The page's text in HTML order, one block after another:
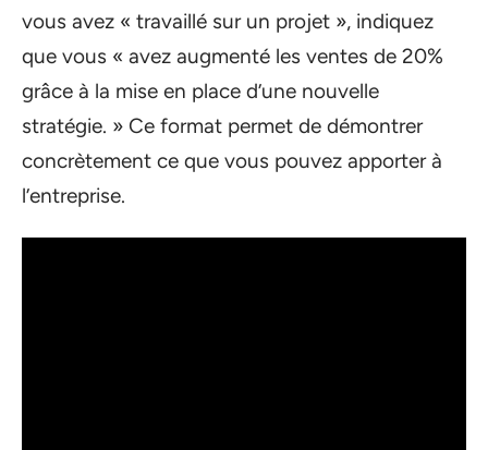
vous avez « travaillé sur un projet », indiquez
que vous « avez augmenté les ventes de 20%
grâce à la mise en place d’une nouvelle
stratégie. » Ce format permet de démontrer
concrètement ce que vous pouvez apporter à
l’entreprise.